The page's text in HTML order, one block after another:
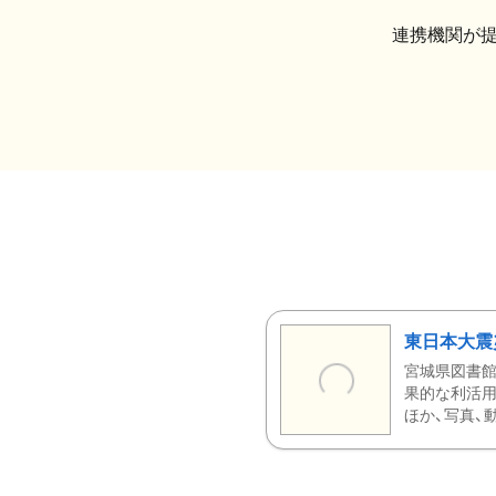
連携機関が
東日本大
宮城県図書
果的な利活
ほか、写真、